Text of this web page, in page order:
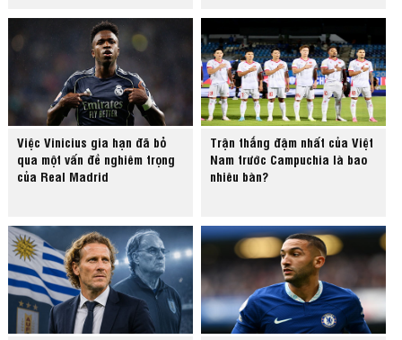
Việc Vinicius gia hạn đã bỏ
qua một vấn đề nghiêm trọng
của Real Madrid
Trận thắng đậm nhất của Việt
Nam trước Campuchia là bao
nhiêu bàn?